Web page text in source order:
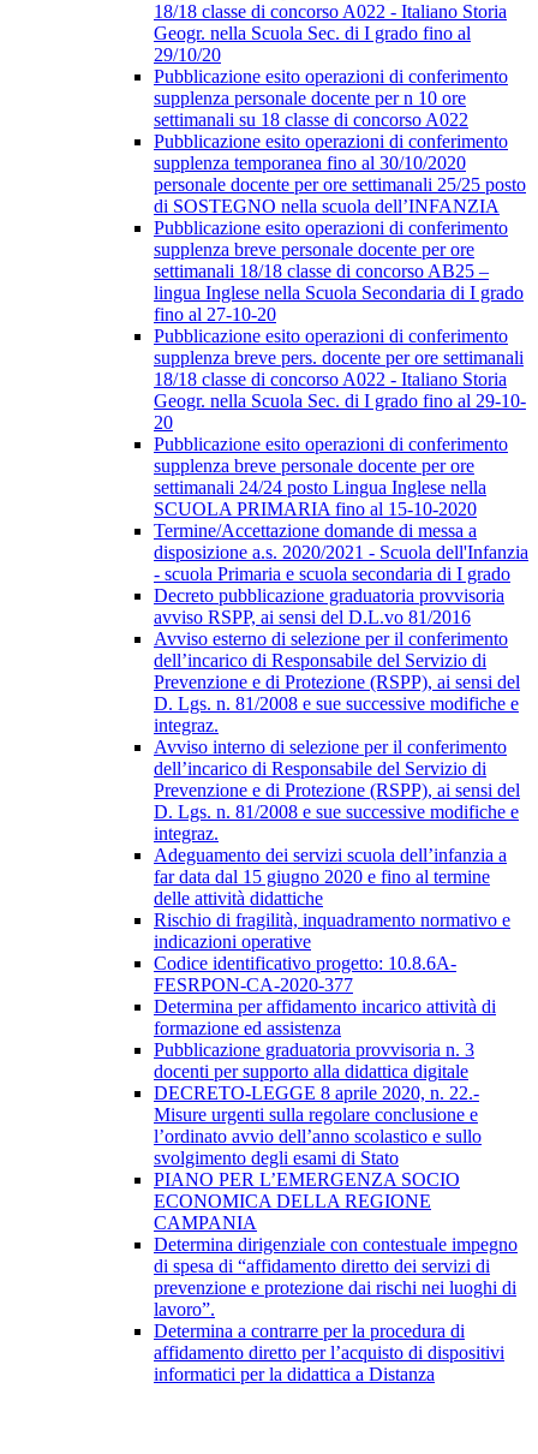
18/18 classe di concorso A022 - Italiano Storia
Geogr. nella Scuola Sec. di I grado fino al
29/10/20
Pubblicazione esito operazioni di conferimento
supplenza personale docente per n 10 ore
settimanali su 18 classe di concorso A022
Pubblicazione esito operazioni di conferimento
supplenza temporanea fino al 30/10/2020
personale docente per ore settimanali 25/25 posto
di SOSTEGNO nella scuola dell’INFANZIA
Pubblicazione esito operazioni di conferimento
supplenza breve personale docente per ore
settimanali 18/18 classe di concorso AB25 –
lingua Inglese nella Scuola Secondaria di I grado
fino al 27-10-20
Pubblicazione esito operazioni di conferimento
supplenza breve pers. docente per ore settimanali
18/18 classe di concorso A022 - Italiano Storia
Geogr. nella Scuola Sec. di I grado fino al 29-10-
20
Pubblicazione esito operazioni di conferimento
supplenza breve personale docente per ore
settimanali 24/24 posto Lingua Inglese nella
SCUOLA PRIMARIA fino al 15-10-2020
Termine/Accettazione domande di messa a
disposizione a.s. 2020/2021 - Scuola dell'Infanzia
- scuola Primaria e scuola secondaria di I grado
Decreto pubblicazione graduatoria provvisoria
avviso RSPP, ai sensi del D.L.vo 81/2016
Avviso esterno di selezione per il conferimento
dell’incarico di Responsabile del Servizio di
Prevenzione e di Protezione (RSPP), ai sensi del
D. Lgs. n. 81/2008 e sue successive modifiche e
integraz.
Avviso interno di selezione per il conferimento
dell’incarico di Responsabile del Servizio di
Prevenzione e di Protezione (RSPP), ai sensi del
D. Lgs. n. 81/2008 e sue successive modifiche e
integraz.
Adeguamento dei servizi scuola dell’infanzia a
far data dal 15 giugno 2020 e fino al termine
delle attività didattiche
Rischio di fragilità, inquadramento normativo e
indicazioni operative
Codice identificativo progetto: 10.8.6A-
FESRPON-CA-2020-377
Determina per affidamento incarico attività di
formazione ed assistenza
Pubblicazione graduatoria provvisoria n. 3
docenti per supporto alla didattica digitale
DECRETO-LEGGE 8 aprile 2020, n. 22.-
Misure urgenti sulla regolare conclusione e
l’ordinato avvio dell’anno scolastico e sullo
svolgimento degli esami di Stato
PIANO PER L’EMERGENZA SOCIO
ECONOMICA DELLA REGIONE
CAMPANIA
Determina dirigenziale con contestuale impegno
di spesa di “affidamento diretto dei servizi di
prevenzione e protezione dai rischi nei luoghi di
lavoro”.
Determina a contrarre per la procedura di
affidamento diretto per l’acquisto di dispositivi
informatici per la didattica a Distanza